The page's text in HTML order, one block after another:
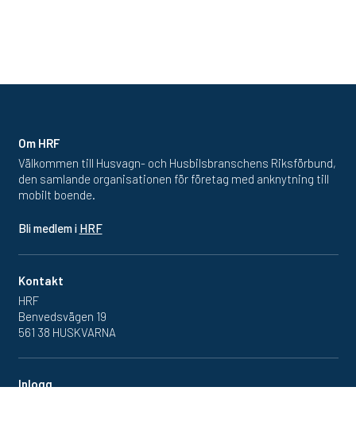
Om HRF
Välkommen till Husvagn- och Husbilsbranschens Riksförbund,
den samlande organisationen för företag med anknytning till
mobilt boende.
Bli medlem i HRF
Kontakt
HRF
Benvedsvägen 19
561 38 HUSKVARNA
Inlogg